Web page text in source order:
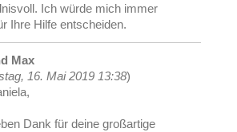
Ich würde mich immer
Ihre Hilfe entscheiden.
Max
16. Mai 2019 13:38)
Dank für deine großartige